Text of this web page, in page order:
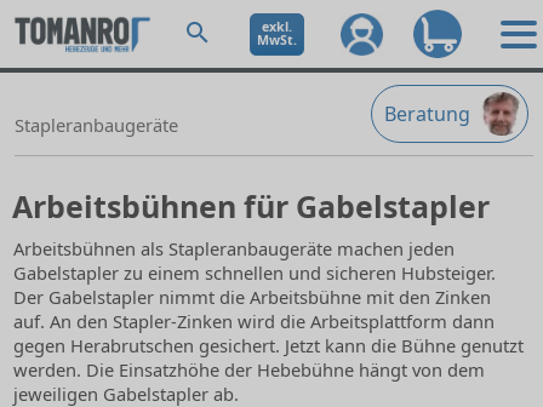
exkl.
MwSt.
Beratung
Stapleranbaugeräte
Arbeitsbühnen für Gabelstapler
Arbeitsbühnen als Stapleranbaugeräte machen jeden
Gabelstapler zu einem schnellen und sicheren Hubsteiger.
Der Gabelstapler nimmt die Arbeitsbühne mit den Zinken
auf. An den Stapler-Zinken wird die Arbeitsplattform dann
gegen Herabrutschen gesichert. Jetzt kann die Bühne genutzt
werden. Die Einsatzhöhe der Hebebühne hängt von dem
jeweiligen Gabelstapler ab.